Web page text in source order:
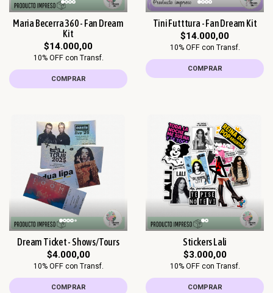
Maria Becerra 360 - Fan Dream
Kit
$14.000,00
10% OFF con Transf.
COMPRAR
Tini Futttura - Fan Dream Kit
$14.000,00
10% OFF con Transf.
COMPRAR
Dream Ticket - Shows/Tours
$4.000,00
10% OFF con Transf.
COMPRAR
Stickers Lali
$3.000,00
10% OFF con Transf.
COMPRAR